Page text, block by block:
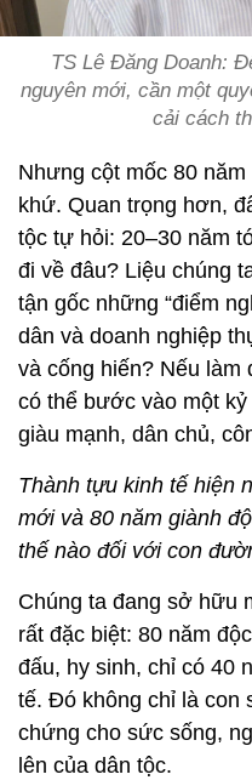
TS Lê Đăng Doanh:
nguyên mới, cần một
cải cách
Nhưng cột mốc 80
khứ. Quan trọng hơn,
tộc tự hỏi: 20–30 năm
đi về đâu? Liệu chúng
tận gốc những “điểm
dân và doanh nghiệp
và cống hiến? Nếu
có thể bước vào một
giàu mạnh, dân chủ,
Thành tựu kinh tế hiện
mới và 80 năm giành
thế nào đối với con
Chúng ta đang sở hữu
rất đặc biệt: 80 năm
đấu, hy sinh, chỉ có 40
tế. Đó không chỉ là con
chứng cho sức sống,
lên của dân tộc.